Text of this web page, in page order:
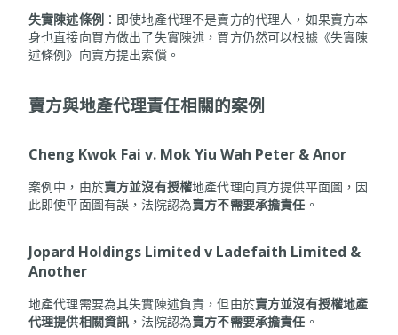
失實陳述條例：即使地產代理不是賣方的代理人，如果賣方本
身也直接向買方做出了失實陳述，買方仍然可以根據《失實陳
述條例》向賣方提出索償。
賣方與地產代理責任相關的案例
Cheng Kwok Fai v. Mok Yiu Wah Peter & Anor
案例中，由於賣方並沒有授權地產代理向買方提供平面圖，因
此即使平面圖有誤，法院認為賣方不需要承擔責任 。
Jopard Holdings Limited v Ladefaith Limited &
Another
地產代理需要為其失實陳述負責，但由於賣方並沒有授權地產
代理提供相關資訊 ，法院認為賣方不需要承擔責任 。